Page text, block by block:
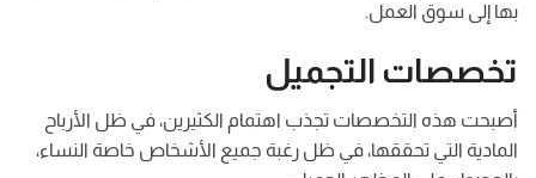
بها إلى سوق العمل.
تخصصات التجميل
أصبحت هذه التخصصات تجذب اهتمام الكثيرين، في ظل الأرباح
المادية التي تحققها، في ظل رغبة جميع الأشخاص خاصة النساء،